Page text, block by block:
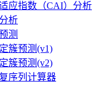
应指数（CAI）分析
析
测
簇预测(v1)
簇预测(v2)
序列计算器